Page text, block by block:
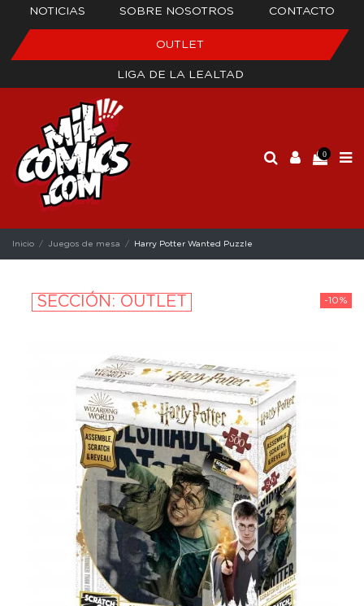
NOTICIAS SOBRE NOSOTROS CONTACTO
OUTLET
LIGA DE LA LEALTAD
0
Inicio Juegos de mesa Harry Potter Wanted Puzzle
-10%
SECCIÓN: OUTLET